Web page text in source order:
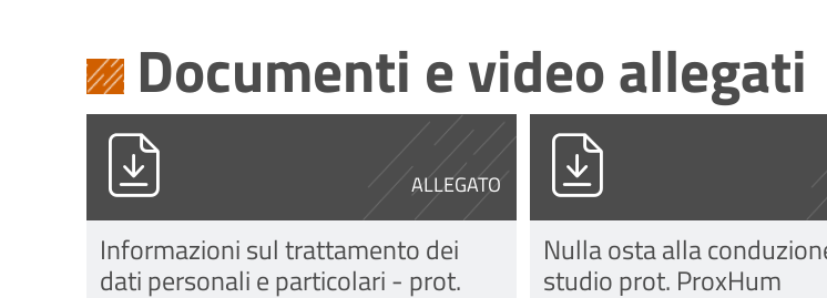
Documenti e video allegati
ALLEGATO
PG0002193_2026_5_informativa_dati_ce-avec_v.1.0
Informazioni sul trattamento dei
dati personali e particolari - prot.
PG0005423_2026_Nulla
Nulla osta alla
studio prot. ProxHum